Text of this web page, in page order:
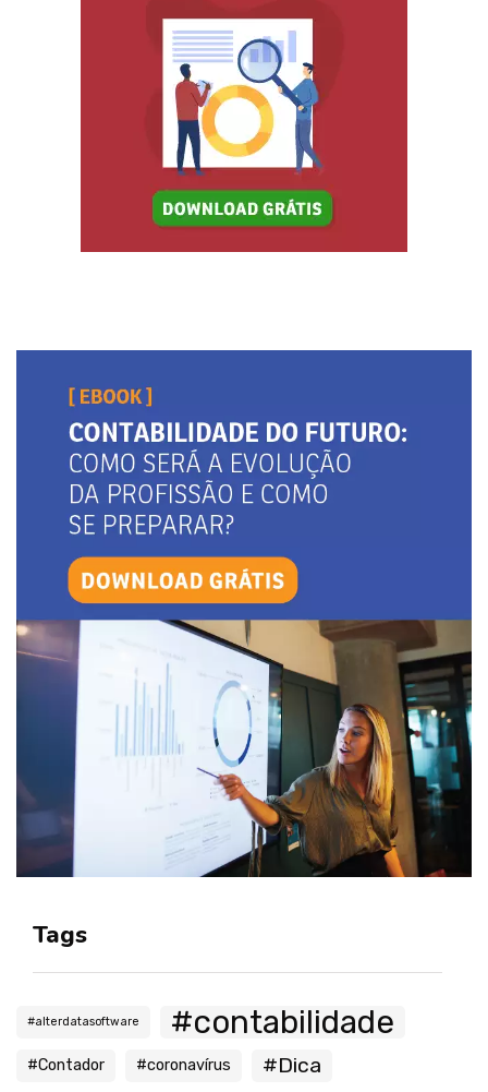
Tags
#alterdatasoftware #contabilidade
#Contador #coronavírus #Dica